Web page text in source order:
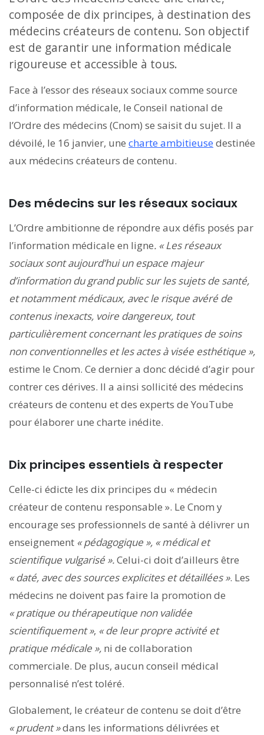
composée de dix principes, à destination des
médecins créateurs de contenu. Son objectif
est de garantir une information médicale
rigoureuse et accessible à tous.
Face à l’essor des réseaux sociaux comme source
d’information médicale, le Conseil national de
l’Ordre des médecins (Cnom) se saisit du sujet. Il a
dévoilé, le 16 janvier, une charte ambitieuse destinée
aux médecins créateurs de contenu.
Des médecins sur les réseaux sociaux
L’Ordre ambitionne de répondre aux défis posés par
l’information médicale en ligne. « Les réseaux
sociaux sont aujourd’hui un espace majeur
d’information du grand public sur les sujets de santé,
et notamment médicaux, avec le risque avéré de
contenus inexacts, voire dangereux, tout
particulièrement concernant les pratiques de soins
non conventionnelles et les actes à visée esthétique »,
estime le Cnom. Ce dernier a donc décidé d’agir pour
contrer ces dérives. Il a ainsi sollicité des médecins
créateurs de contenu et des experts de YouTube
pour élaborer une charte inédite.
Dix principes essentiels à respecter
Celle-ci édicte les dix principes du « médecin
créateur de contenu responsable ». Le Cnom y
encourage ses professionnels de santé à délivrer un
enseignement « pédagogique », « médical et
scientifique vulgarisé ».Celui-ci doit d’ailleurs être
« daté, avec des sources explicites et détaillées ». Les
médecins ne doivent pas faire la promotion de
« pratique ou thérapeutique non validée
scientifiquement », « de leur propre activité et
pratique médicale », ni de collaboration
commerciale. De plus, aucun conseil médical
personnalisé n’est toléré.
Globalement, le créateur de contenu se doit d’être
« prudent »dans les informations délivrées et